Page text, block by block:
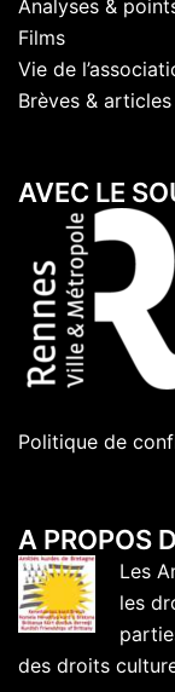
Analyses &
Films
Vie de
Brèves &
AVEC LE
Politique de
A PROPOS
Les
les
des droits